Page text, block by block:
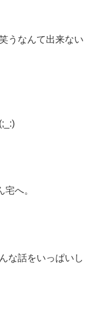
うなんて出来ない
へ。
な話をいっぱいし